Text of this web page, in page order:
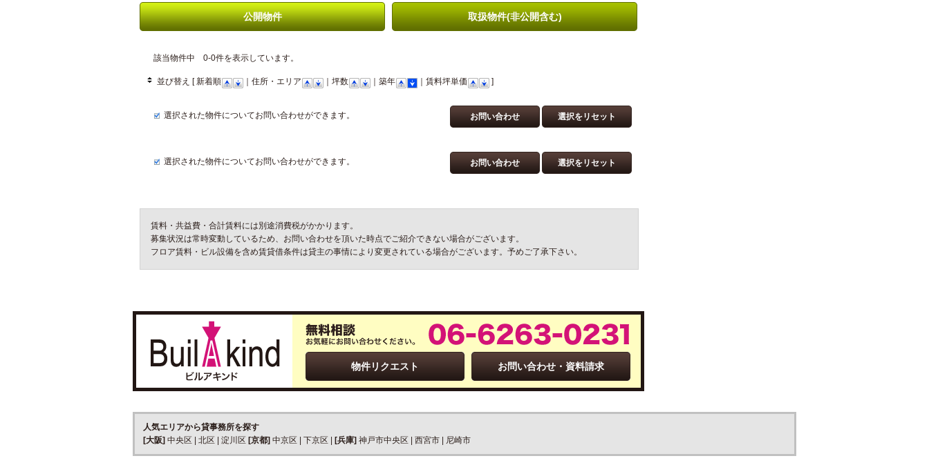
公開物件 取扱物件(非公開含む)
該当物件中 0-0件を表示しています。
並び替え [ 新着順 ｜住所・エリア ｜坪数 ｜築年 ｜賃料坪単価 ]
選択された物件についてお問い合わせができます。 お問い合わせ 選択をリセット
選択された物件についてお問い合わせができます。 お問い合わせ 選択をリセット
賃料・共益費・合計賃料には別途消費税がかかります。
募集状況は常時変動しているため、お問い合わせを頂いた時点でご紹介できない場合がございます。
フロア賃料・ビル設備を含め賃貸借条件は貸主の事情により変更されている場合がございます。予めご了承下さい。
物件リクエスト お問い合わせ・資料請求
人気エリアから貸事務所を探す
[大阪] 中央区 北区 淀川区 [京都] 中京区 下京区 [兵庫] 神戸市中央区 西宮市 尼崎市